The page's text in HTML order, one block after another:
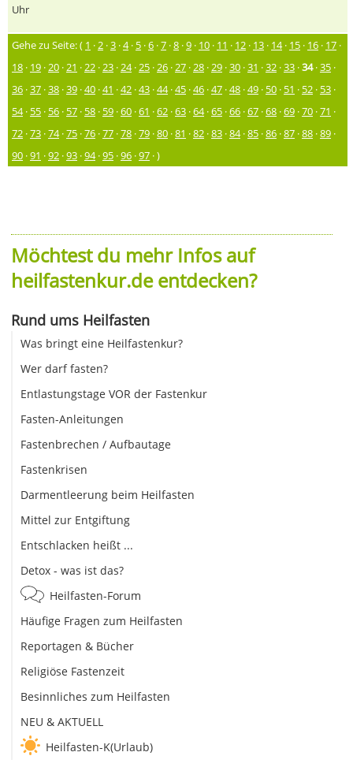
Uhr
Gehe zu Seite: ( 1 ·2 ·3 ·4· 5 ·6 ·7 ·8 ·9 · 10 · 11 · 12 · 13 · 14· 15 · 16 · 17 ·
18 · 19 ·20 ·21 ·22 ·23 ·24·25 ·26 ·27 ·28 ·29 ·30 ·31 ·32 ·33 ·34·35 ·
36 ·37 ·38 ·39 ·40 ·41 ·42 ·43 ·44·45 ·46 ·47 ·48 ·49 · 50 · 51 · 52 · 53 ·
54· 55 · 56 · 57 · 58 · 59 ·60 ·61 ·62 ·63 ·64·65 ·66 ·67 ·68 ·69 ·70 ·71 ·
72 ·73 ·74·75 ·76 ·77 ·78 ·79 ·80 ·81 ·82 ·83 ·84·85 ·86 ·87 ·88 ·89 ·
90 ·91 ·92 ·93 ·94·95 ·96 ·97 · )
Möchtest du mehr Infos auf
heilfastenkur.de entdecken?
Rund ums Heilfasten
Was bringt eine Heilfastenkur?
Wer darf fasten?
Entlastungstage VOR der Fastenkur
Fasten-Anleitungen
Fastenbrechen / Aufbautage
Fastenkrisen
Darmentleerung beim Heilfasten
Mittel zur Entgiftung
Entschlacken heißt ...
Detox - was ist das?
Heilfasten-Forum
Häufige Fragen zum Heilfasten
Reportagen & Bücher
Religiöse Fastenzeit
Besinnliches zum Heilfasten
NEU & AKTUELL
Heilfasten-K(Urlaub)